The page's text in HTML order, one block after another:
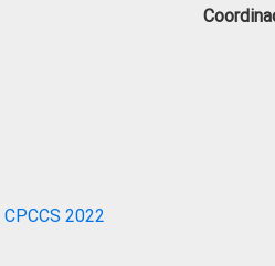
CPCCS 2022